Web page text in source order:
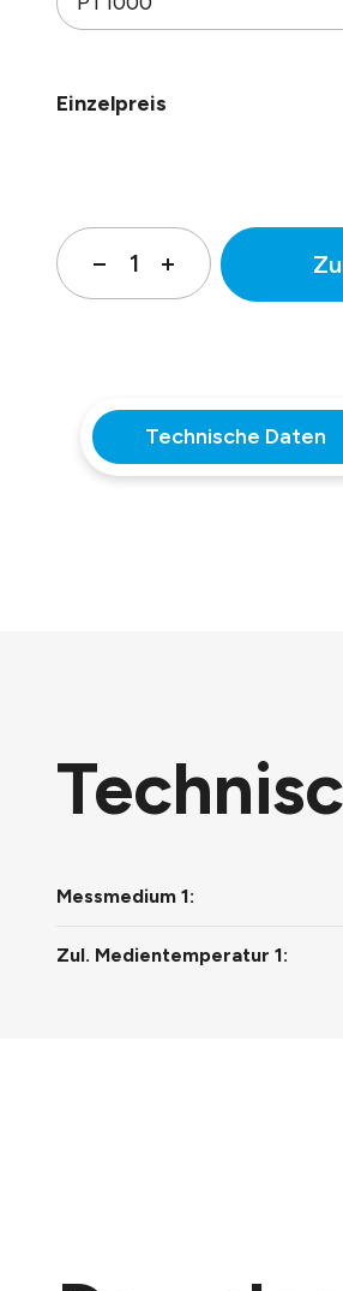
Einzelpreis
Technische Daten
Messmedium 1:
Zul. Medientemperatur 1: